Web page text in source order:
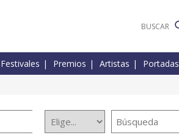
Festivales Premios Artistas Portadas